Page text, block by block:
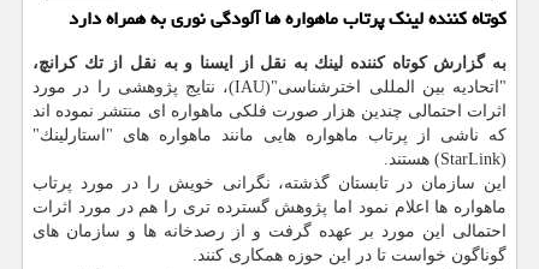
كوتاه كننده لینك پرتاب ماهواره ها آلودگی نوری به همراه دارد
به گزارش كوتاه كننده لینك به نقل از ایسنا و به نقل از تك كرانچ،
"اتحادیه بین المللی اخترشناسی"(IAU)، نتایج پژوهشی را در مورد
اثرات احتمالی چندین هزار صورت فلكی ماهواره ای منتشر نموده اند
كه ناشی از پرتاب ماهواره هایی مانند ماهواره های "استارلینك"
(StarLink) هستند.
این سازمان در تابستان گذشته، نگرانی خویش را در مورد پرتاب
ماهواره ها اعلام نمود اما پژوهش گسترده تری را هم در مورد اثرات
احتمالی این مورد بر عهده گرفت و از رصدخانه ها و سازمان های
گوناگون خواست تا در این حوزه همكاری كنند.